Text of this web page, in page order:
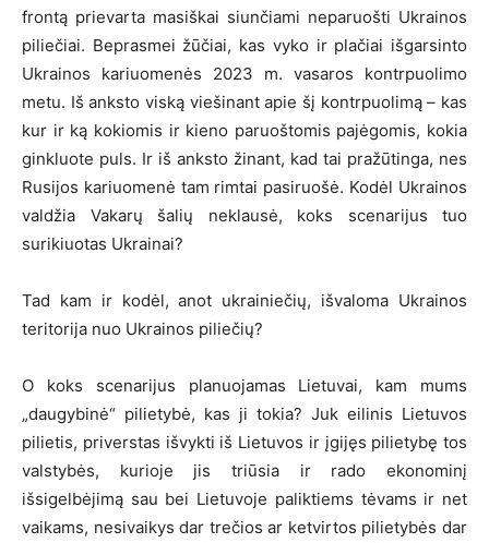
frontą prievarta masiškai siunčiami neparuošti Ukrainos
piliečiai. Beprasmei žūčiai, kas vyko ir plačiai išgarsinto
Ukrainos kariuomenės 2023 m. vasaros kontrpuolimo
metu. Iš anksto viską viešinant apie šį kontrpuolimą – kas
kur ir ką kokiomis ir kieno paruoštomis pajėgomis, kokia
ginkluote puls. Ir iš anksto žinant, kad tai pražūtinga, nes
Rusijos kariuomenė tam rimtai pasiruošė. Kodėl Ukrainos
valdžia Vakarų šalių neklausė, koks scenarijus tuo
surikiuotas Ukrainai?
Tad kam ir kodėl, anot ukrainiečių, išvaloma Ukrainos
teritorija nuo Ukrainos piliečių?
O koks scenarijus planuojamas Lietuvai, kam mums
„daugybinė“ pilietybė, kas ji tokia? Juk eilinis Lietuvos
pilietis, priverstas išvykti iš Lietuvos ir įgijęs pilietybę tos
valstybės, kurioje jis triūsia ir rado ekonominį
išsigelbėjimą sau bei Lietuvoje paliktiems tėvams ir net
vaikams, nesivaikys dar trečios ar ketvirtos pilietybės dar